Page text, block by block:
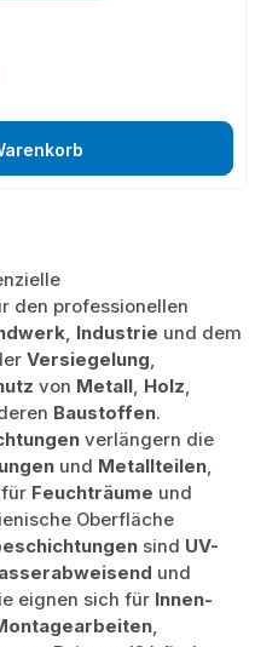
bei Leckagen, sicheres
den professionellen
Industrie und dem
Versiegelung
von Metall Holz
Baustoffen.
verlängern die
und Metallteilen
für Feuchträume und
Oberfläche
sind UV-
und
eignen sich für Innen-